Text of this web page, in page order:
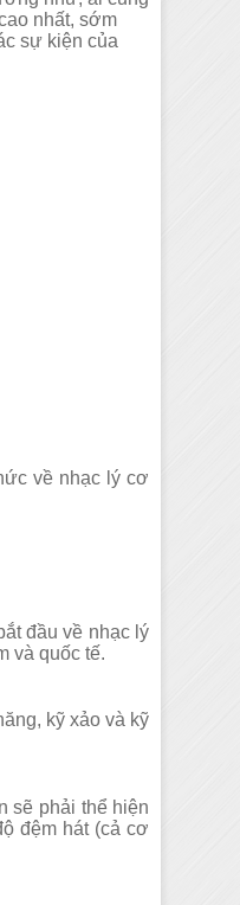
nhất, sớm
sự kiện của
về nhạc lý cơ
đầu về nhạc lý
và quốc tế.
kỹ xảo và kỹ
sẽ phải thể hiện
đệm hát (cả cơ